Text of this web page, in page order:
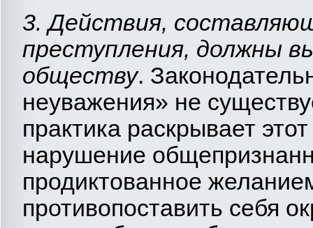
3. Действия,
преступления, должны
обществу.
неуважения» не
практика раскрывает
нарушение
продиктованное
противопоставить себя